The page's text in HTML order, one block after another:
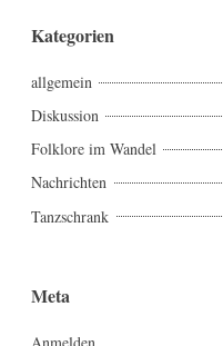
Kategorien
allgemein
Diskussion
Folklore im Wandel
Nachrichten
Tanzschrank
Meta
Anmelden